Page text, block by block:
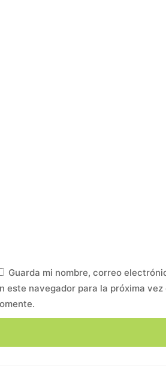
Guarda mi nombre, correo
este navegador para la próxima vez